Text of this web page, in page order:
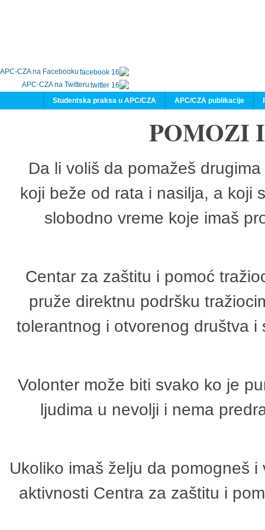
APC-CZA na Facebooku
APC-CZA na Twitteru
APC/CZA publikacije
Studentska praksa u APC/CZA
POMOZI
Da li voliš da pomažeš
koji beže od rata i nasilja, a koji
slobodno vreme koje imaš
Centar za zaštitu i pomoć
pruže direktnu podršku
tolerantnog i otvorenog društva
Volonter može biti svako ko je
ljudima u nevolji i nema
Ukoliko imaš želju da pomogneš
aktivnosti Centra za zaštitu i